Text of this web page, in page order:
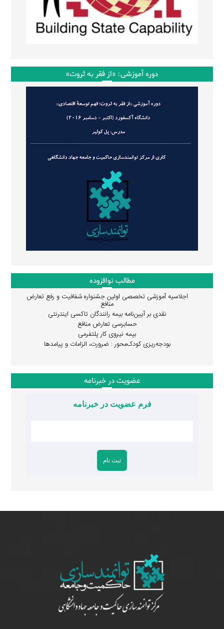
دوره آموزشی: «از فقر به ثروت»
مطالب نوافزوده
اجلاسیه آموزشی تخصصی اولین جشنواره شفافیت و رفع تعارض
منافع
نقدی بر آیین‌نامه بیمه رانندگان تاکسی اینترنتی
حسابرسی تعارض منافع
بیمه نیروی کار پلتفرمی
بودجه‌ریزی کودک‌محور : ضرورت، الزامات و پیامدها
عضویت در خبرنامه
فرم عضویت در خبرنامه